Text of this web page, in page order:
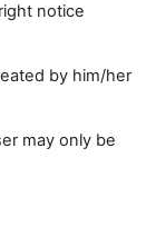
notice
by him/her
may only be